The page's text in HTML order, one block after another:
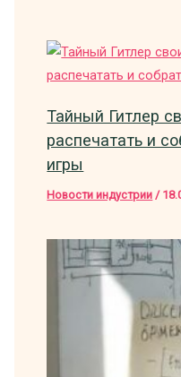
Тайный Гитлер
распечатать и
игры
Новости индустрии /